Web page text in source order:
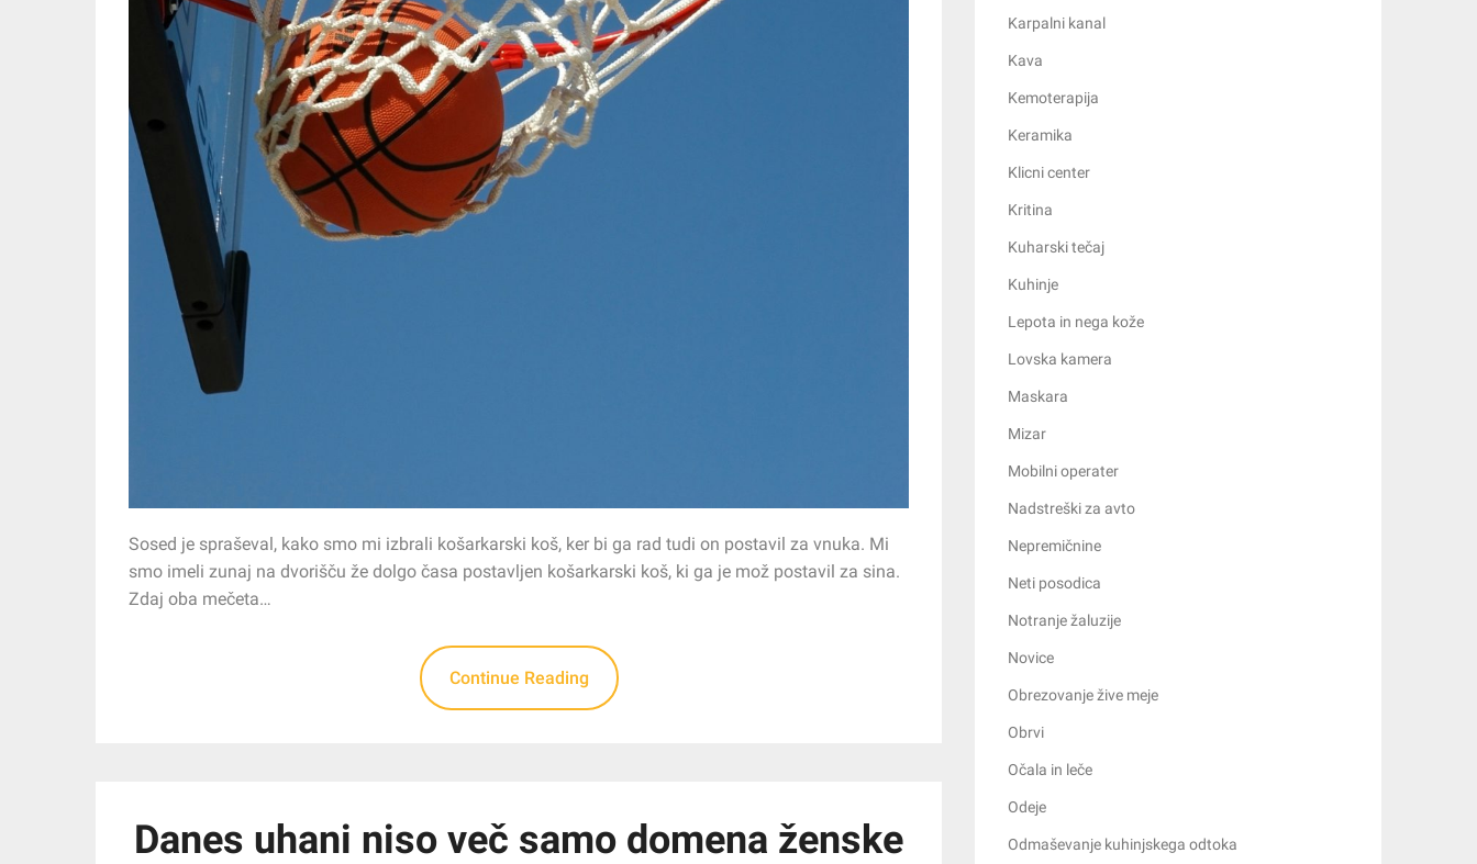
Sosed je spraševal, kako smo mi izbrali košarkarski koš, ker bi ga rad tudi on postavil za vnuka. Mi
smo imeli zunaj na dvorišču že dolgo časa postavljen košarkarski koš, ki ga je mož postavil za sina.
Zdaj oba mečeta…
Continue Reading
Danes uhani niso več samo domena ženske
Karpalni kanal
Kava
Kemoterapija
Keramika
Klicni center
Kritina
Kuharski tečaj
Kuhinje
Lepota in nega kože
Lovska kamera
Maskara
Mizar
Mobilni operater
Nadstreški za avto
Nepremičnine
Neti posodica
Notranje žaluzije
Novice
Obrezovanje žive meje
Obrvi
Očala in leče
Odeje
Odmaševanje kuhinjskega odtoka